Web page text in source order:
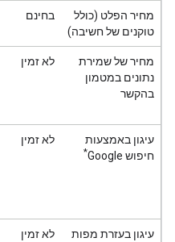
מחיר הפלט (כולל
טוקנים של חשיבה)
בחינם
מחיר של שמירת
נתונים במטמון
בהקשר
לא זמין
עיגון באמצעות
חיפוש Google
*
לא זמין
עיגון בעזרת מפות
לא זמין